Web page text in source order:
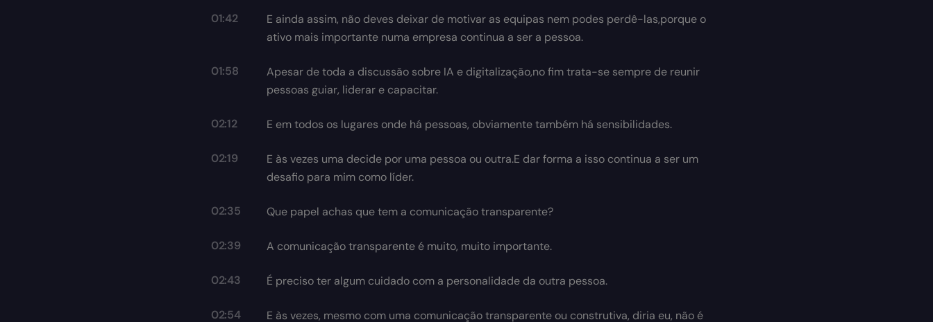
01:42
E ainda assim, não deves deixar de motivar as equipas nem podes perdê-las,porque o
ativo mais importante numa empresa continua a ser a pessoa.
01:58
Apesar de toda a discussão sobre IA e digitalização,no fim trata-se sempre de reunir
pessoas guiar, liderar e capacitar.
02:12 E em todos os lugares onde há pessoas, obviamente também há sensibilidades.
02:19
E às vezes uma decide por uma pessoa ou outra.E dar forma a isso continua a ser um
desafio para mim como líder.
02:35 Que papel achas que tem a comunicação transparente?
02:39 A comunicação transparente é muito, muito importante.
02:43 É preciso ter algum cuidado com a personalidade da outra pessoa.
02:54 E às vezes, mesmo com uma comunicação transparente ou construtiva, diria eu, não é